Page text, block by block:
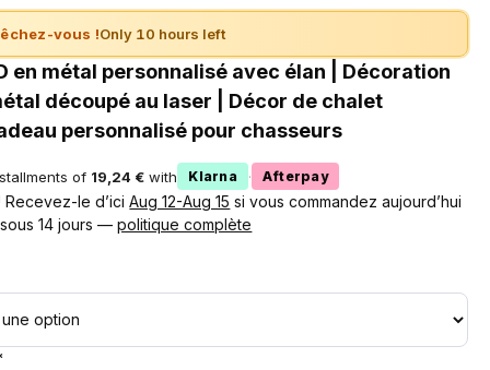
vous !Only 10 hours left
en métal personnalisé avec élan | Décoration
découpé au laser | Décor de chalet
personnalisé pour chasseurs
of 19,24 € with Klarna · Afterpay
Recevez-le d’iciAug 12-Aug 15 si vous commandez aujourd’hui
14 jours —politique complète